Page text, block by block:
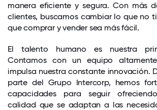
manera eficiente y segura. Con más
clientes, buscamos cambiar lo que no
que comprar y vender sea más fácil.
El talento humano es nuestra
Contamos con un equipo
impulsa nuestra constante innovación.
parte del Grupo Intercorp, hemos
capacidades para seguir
calidad que se adaptan a las